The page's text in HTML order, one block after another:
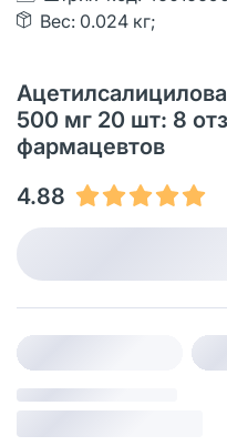
Вес: 0.024 кг;
500 мг 20 шт: 8
фармацевтов
4.88